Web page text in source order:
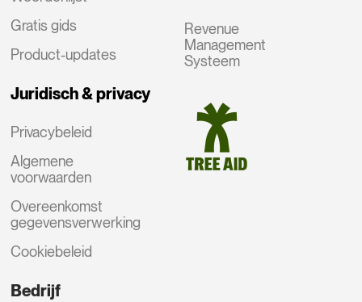
Gratis gids
Product-updates
Juridisch & privacy
Privacybeleid
Algemene
voorwaarden
Overeenkomst
gegevensverwerking
Cookiebeleid
Revenue
Management
Systeem
Bedrijf